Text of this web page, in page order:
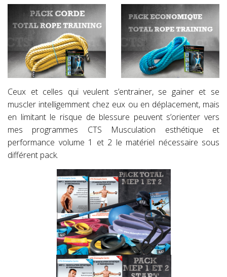
Ceux et celles qui veulent s’entrainer, se gainer et se
muscler intelligemment chez eux ou en déplacement, mais
en limitant le risque de blessure peuvent s’orienter vers
mes programmes CTS Musculation esthétique et
performance volume 1 et 2 le matériel nécessaire sous
différent pack.